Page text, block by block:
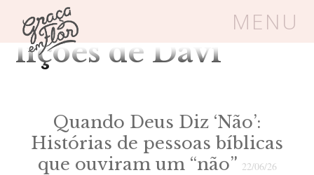
MENU
Um espaço seguro onde mulheres
Livros Carrinho Login
Tag Arquivos:
lições de Davi
Quando Deus Diz ‘Não’:
Histórias de pessoas bíblicas
que ouviram um “não” 22/06/26